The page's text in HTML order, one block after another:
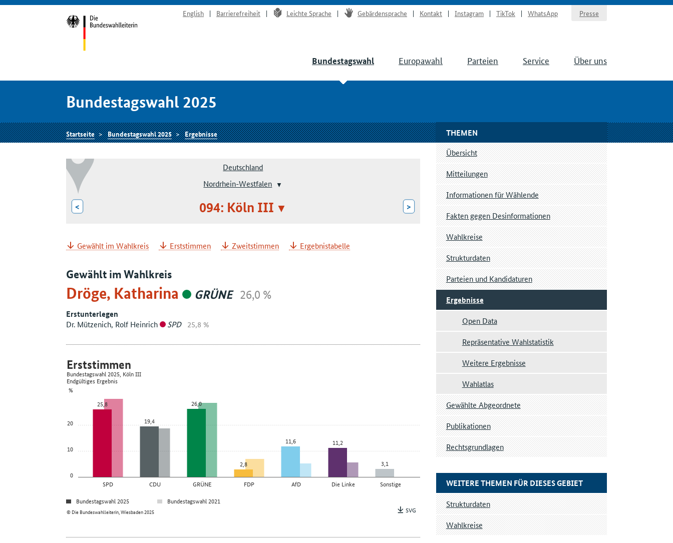
English Barrierefreiheit Leichte Sprache Gebärdensprache Kontakt Instagram TikTok WhatsApp Presse
Bundestagswahl Europawahl Parteien Service Über uns
Bundestagswahl 2025
Startseite Bundestagswahl 2025 Ergebnisse
Deutschland
Nordrhein-Westfalen
< 094: Köln III >
Gewählt im Wahlkreis Erststimmen Zweitstimmen Ergebnistabelle
Gewählt im Wahlkreis
Dröge, Katharina GRÜNE 26,0 %
Erstunterlegen
Dr. Mützenich, Rolf Heinrich SPD 25,8 %
0
10
20
%
SPD CDU GRÜNE FDP AfD Die Linke Sonstige
25,8
19,4
26,0
2,8
11,6 11,2
3,1
© Die Bundeswahlleiterin, Wiesbaden 2025
Erststimmen
Bundestagswahl 2025, Köln III
Endgültiges Ergebnis
Bundestagswahl 2025
Bundestagswahl 2021
SVG
THEMEN
Übersicht
Mitteilungen
Informationen für Wählende
Fakten gegen Desinformationen
Wahlkreise
Strukturdaten
Parteien und Kandidaturen
Ergebnisse
Open Data
Repräsentative Wahlstatistik
Weitere Ergebnisse
Wahlatlas
Gewählte Abgeordnete
Publikationen
Rechtsgrundlagen
WEITERE THEMEN FÜR DIESES GEBIET
Strukturdaten
Wahlkreise